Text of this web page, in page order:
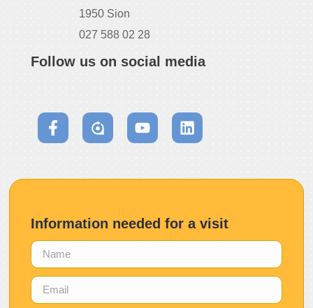
1950 Sion
027 588 02 28
Follow us on social media
Information needed for a visit